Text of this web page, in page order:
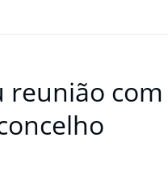
reunião com